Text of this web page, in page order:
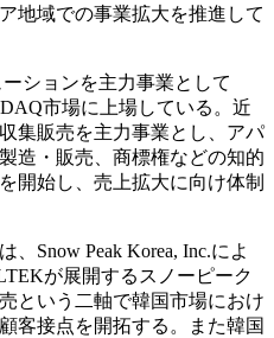
地域での事業拡大を推進して
ションを主力事業として
市場に上場している。近
集販売を主力事業とし、アパ
造・販売、商標権などの知的
開始し、売上拡大に向け体制
Snow Peak Korea, Inc.によ
が展開するスノーピーク
という二軸で韓国市場におけ
客接点を開拓する。また韓国